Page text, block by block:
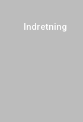
Indretning